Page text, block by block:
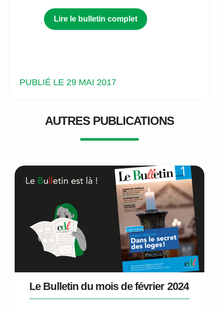
Lire le bulletin complet
PUBLIÉ LE 29 MAI 2017
AUTRES PUBLICATIONS
Le Bulletin du mois de février 2024